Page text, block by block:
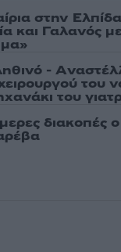
στην
και Γαλανός
-
του
του
διακοπές